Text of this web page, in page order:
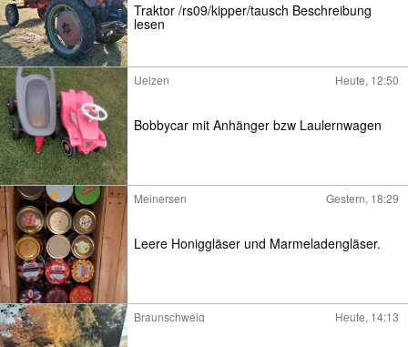
Traktor /rs09/kipper/tausch Beschreibung
lesen
Uelzen Heute, 12:50
Bobbycar mit Anhänger bzw Laulernwagen
Meinersen Gestern, 18:29
Leere Honiggläser und Marmeladengläser.
Braunschweig Heute, 14:13